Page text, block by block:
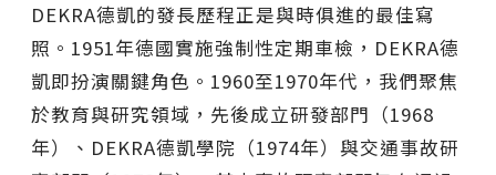
DEKRA德凱的發長歷程正是與時俱進的最佳寫
照。1951年德國實施強制性定期車檢，DEKRA德
凱即扮演關鍵角色。1960至1970年代，我們聚焦
於教育與研究領域，先後成立研發部門（1968
年）、DEKRA德凱學院（1974年）與交通事故研